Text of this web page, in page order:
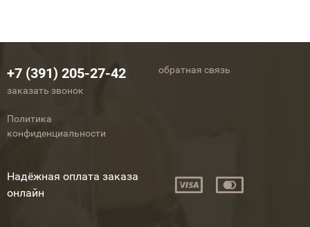
+7 (391) 205-27-42
заказать звонок
обратная связь
Политика
конфиденциальности
Надёжная оплата заказа
онлайн